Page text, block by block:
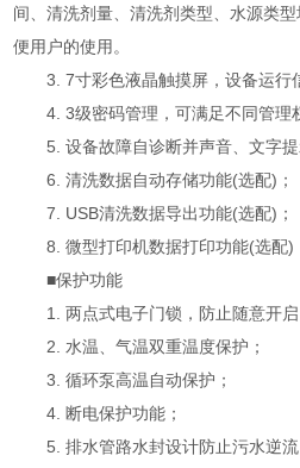
间、清洗剂量、清洗剂类型、水源类
便用户的使用。
3. 7寸彩色液晶触摸屏，设备运行
4. 3级密码管理，可满足不同管理
5. 设备故障自诊断并声音、文字提
6. 清洗数据自动存储功能(选配)；
7. USB清洗数据导出功能(选配)；
8. 微型打印机数据打印功能(选配)
■保护功能
1. 两点式电子门锁，防止随意开启
2. 水温、气温双重温度保护；
3. 循环泵高温自动保护；
4. 断电保护功能；
5. 排水管路水封设计防止污水逆流